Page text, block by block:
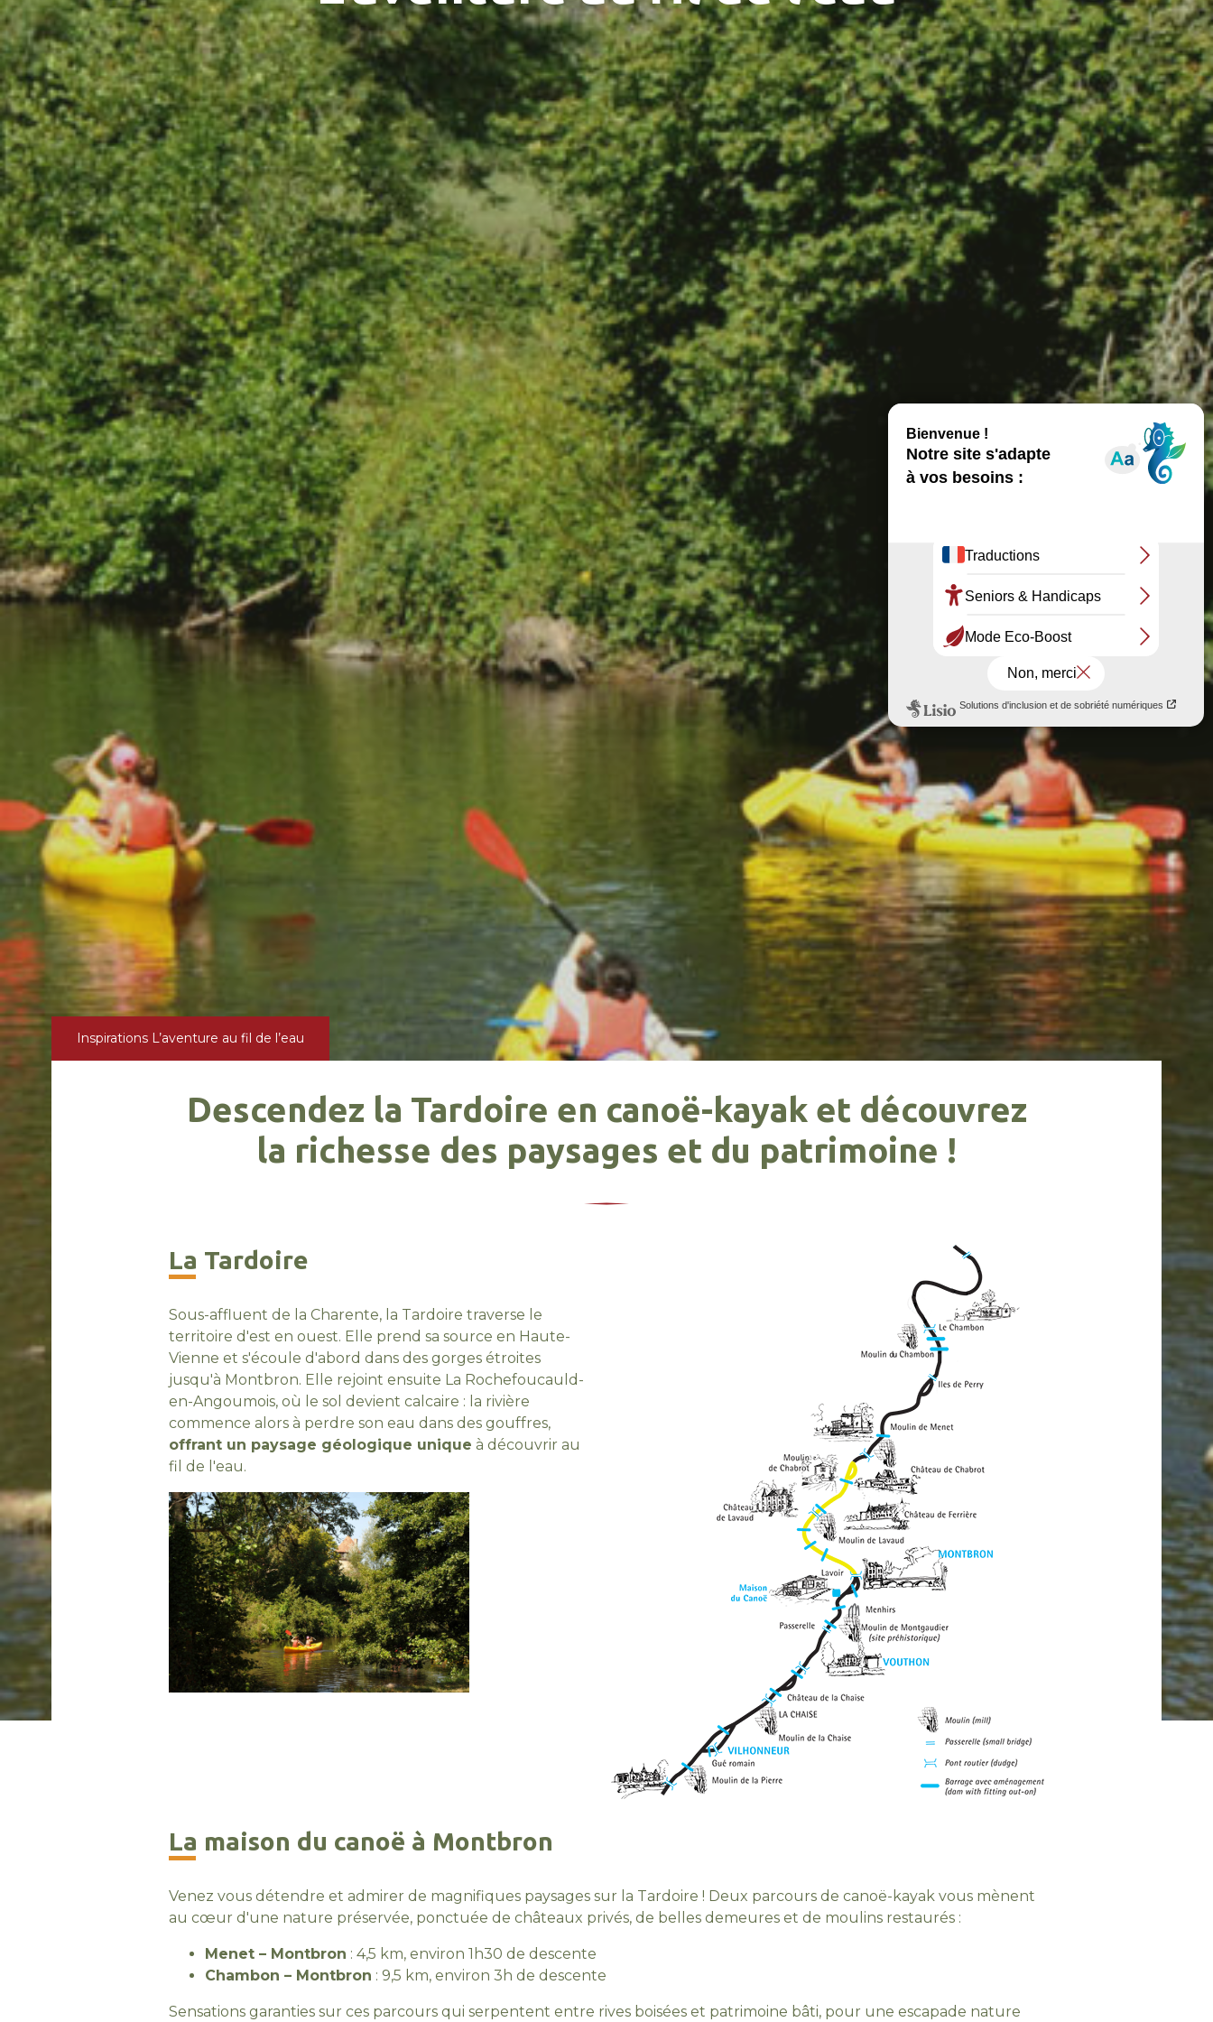
Inspirations L’aventure au fil de l’eau
Descendez la Tardoire en canoë-kayak et découvrez
la richesse des paysages et du patrimoine !
La Tardoire
Sous-affluent de la Charente, la Tardoire traverse le
territoire d'est en ouest. Elle prend sa source en Haute-
Vienne et s'écoule d'abord dans des gorges étroites
jusqu'à Montbron. Elle rejoint ensuite La Rochefoucauld-
en-Angoumois, où le sol devient calcaire : la rivière
commence alors à perdre son eau dans des gouffres,
offrant un paysage géologique unique à découvrir au
fil de l'eau.
La maison du canoë à Montbron
Venez vous détendre et admirer de magnifiques paysages sur la Tardoire ! Deux parcours de canoë-kayak vous mènent
au cœur d'une nature préservée, ponctuée de châteaux privés, de belles demeures et de moulins restaurés :
Menet – Montbron : 4,5 km, environ 1h30 de descente
Chambon – Montbron : 9,5 km, environ 3h de descente
Sensations garanties sur ces parcours qui serpentent entre rives boisées et patrimoine bâti, pour une escapade nature